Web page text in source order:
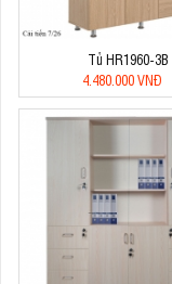
Tủ HR1960-3B
4.480.000 VNĐ